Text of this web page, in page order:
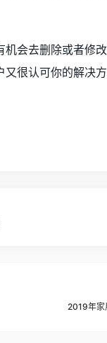
会去删除或者修
很认可你的解决
2019年家